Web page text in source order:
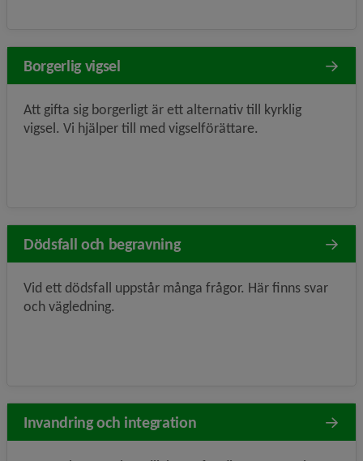
Borgerlig vigsel
Att gifta sig borgerligt är ett alternativ till kyrklig
vigsel. Vi hjälper till med vigselförättare.
Dödsfall och begravning
Vid ett dödsfall uppstår många frågor. Här finns svar
och vägledning.
Invandring och integration